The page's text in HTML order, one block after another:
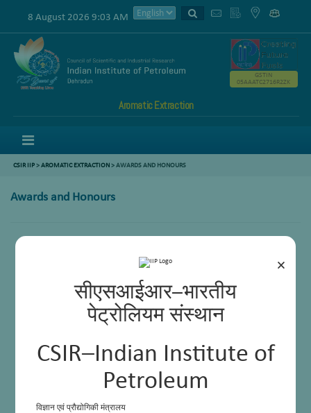
×
सीएसआईआर–भारतीय
पेट्रोलियम संस्थान
CSIR–Indian Institute of
Petroleum
विज्ञान एवं प्रौद्योगिकी मंत्रालय
8 August 2026 9:03 AM
Aromatic Extraction
GSTIN
05AAATC2716R2ZK
CSIR IIP>AROMATIC EXTRACTION>AWARDS AND HONOURS
Awards and Honours